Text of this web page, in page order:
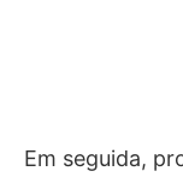
Em seguida,